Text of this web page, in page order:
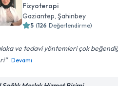
Fizyoterapi
Gaziantep, Şahinbey
5 (126 Değerlendirme)
ve tedavi yöntemleri çok
Devamı